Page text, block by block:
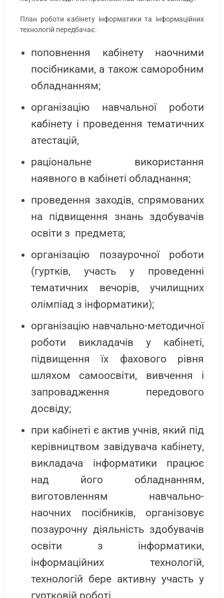
План роботи кабінету інформатики та інформаційних
технологій передбачає:
поповнення кабінету наочними
посібниками, а також саморобним
обладнанням;
організацію навчальної роботи
кабінету і проведення тематичних
атестацій,
раціональне використання
наявного в кабінеті обладнання;
проведення заходів, спрямованих
на підвищення знань здобувачів
освіти з предмета;
організацію позаурочної роботи
(гуртків, участь у проведенні
тематичних вечорів, училищних
олімпіад з інформатики);
організацію навчально-методичної
роботи викладачів у кабінеті,
підвищення їх фахового рівня
шляхом самоосвіти, вивчення і
запровадження передового
досвіду;
при кабінеті є актив учнів, який під
керівництвом завідувача кабінету,
викладача інформатики працює
над його обладнанням,
виготовленням навчально-
наочних посібників, організовує
позаурочну діяльність здобувачів
освіти з інформатики,
інформаційних технологій,
технологій бере активну участь у
гуртковій роботі.